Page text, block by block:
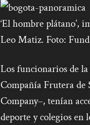
‘El hombre plátano’,
Leo Matiz. Foto:
Los funcionarios de la
Compañía Frutera
Company–, tenían
deporte y colegios en